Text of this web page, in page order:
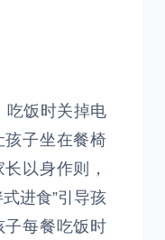
吃饭时关掉电
子坐在餐椅
以身作则，
进食”引导孩
每餐吃饭时